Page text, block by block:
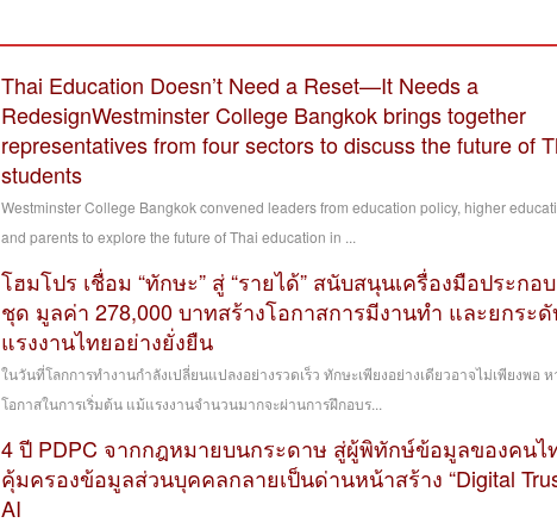
Thai Education Doesn’t Need a Reset—It Needs a
RedesignWestminster College Bangkok brings together
representatives from four sectors to discuss the future of
students
Westminster College Bangkok convened leaders from education policy, higher
and parents to explore the future of Thai education in ...
โฮมโปร เชื่อม “ทักษะ” สู่ “รายได้” สนับสนุนเครื่องมือประกอ
ชุด มูลค่า 278,000 บาทสร้างโอกาสการมีงานทำ และยกระ
แรงงานไทยอย่างยั่งยืน
ในวันที่โลกการทำงานกำลังเปลี่ยนแปลงอย่างรวดเร็ว ทักษะเพียงอย่างเดียวอาจไม่เพียงพอ
โอกาสในการเริ่มต้น แม้แรงงานจำนวนมากจะผ่านการฝึกอบร...
4 ปี PDPC จากกฎหมายบนกระดาษ สู่ผู้พิทักษ์ข้อมูลของคนไ
คุ้มครองข้อมูลส่วนบุคคลกลายเป็นด่านหน้าสร้าง “Digital
AI